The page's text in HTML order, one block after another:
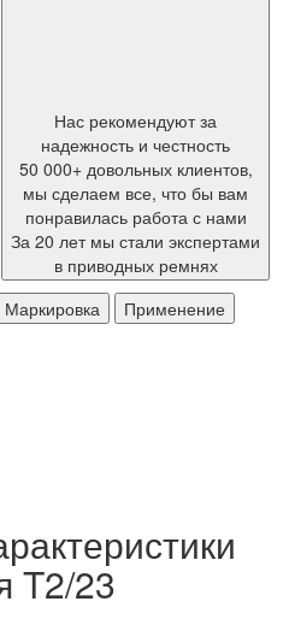
Нас рекомендуют за
надежность и честность
50 000+ довольных клиентов,
мы сделаем все, что бы вам
понравилась работа с нами
За 20 лет мы стали экспертами
в приводных ремнях
Маркировка
Применение
T2/23